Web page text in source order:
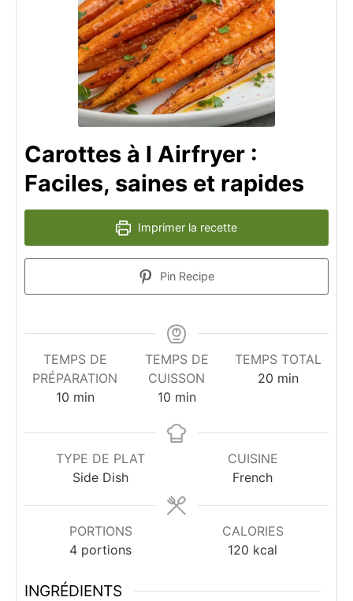
Carottes à l Airfryer :
Faciles, saines et rapides
Imprimer la recette
Pin Recipe
TEMPS DE
PRÉPARATION
10minutes
min
TEMPS DE
CUISSON
10minutes
min
TEMPS TOTAL
20minutes
min
TYPE DE PLAT
Side Dish
CUISINE
French
PORTIONS
4 portions
CALORIES
120 kcal
INGRÉDIENTS